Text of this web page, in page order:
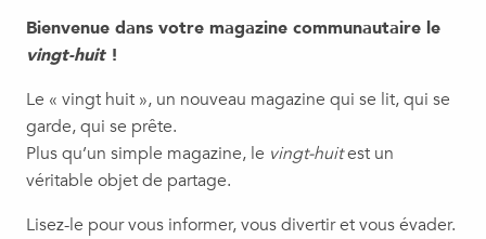
Bienvenue dans votre magazine communautaire le
vingt-huit!
Le « vingt huit », un nouveau magazine qui se lit, qui se
garde, qui se prête.
Plus qu’un simple magazine, le vingt-huitest un
véritable objet de partage.
Lisez-le pour vous informer, vous divertir et vous évader.